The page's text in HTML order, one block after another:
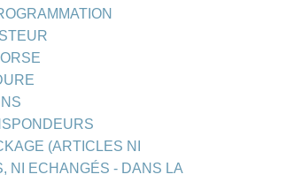
(ARTICLES NI
NI ECHANGÉS - DANS LA